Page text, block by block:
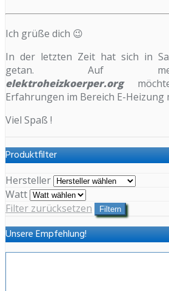
Ich grüße dich 😉
In der letzten Zeit hat sich in
getan. Auf
elektroheizkoerper.org
Erfahrungen im Bereich E-Heizung
Viel Spaß !
Produktfilter
Hersteller
Watt
Filter zurücksetzen
Filtern
Unsere Empfehlung!